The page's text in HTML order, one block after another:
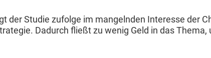
der Studie zufolge im man­gel­nden Inter­esse der
Dadurch fließt zu wenig Geld in das